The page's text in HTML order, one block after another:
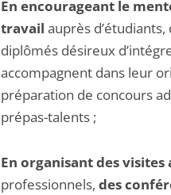
En encourageant le
travail auprès
diplômés désireux
accompagnent dans leur
préparation de concours
prépas-talents ;
En organisant des visites
professionnels, des